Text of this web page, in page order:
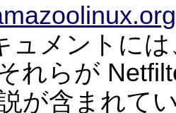
ュメントに
れらが
が含まれて